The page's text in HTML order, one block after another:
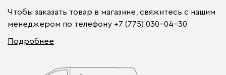
Чтобы заказать товар в магазине, свяжитесь с нашим
менеджером по телефону +7 (775) 030-04-30
Подробнее